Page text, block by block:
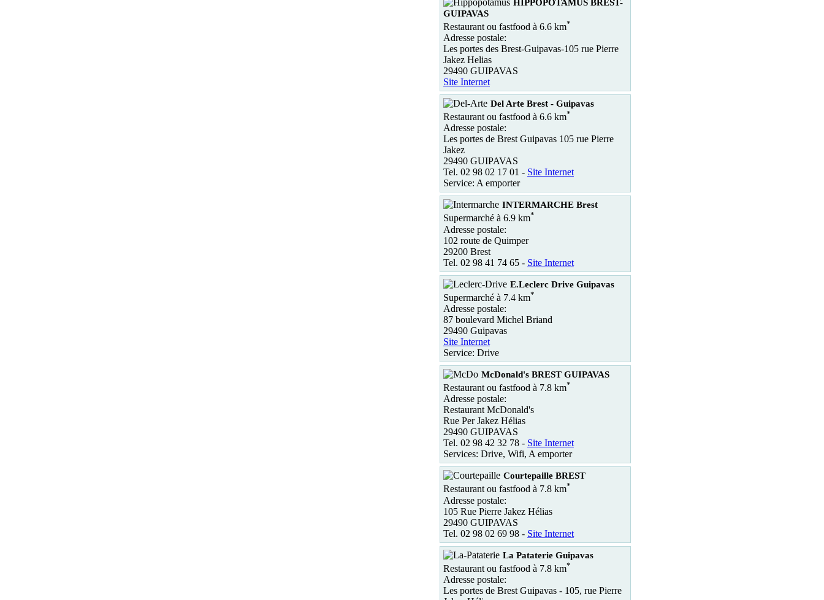
HIPPOPOTAMUS BREST-
GUIPAVAS
Restaurant ou fastfood à 6.6 km*
Adresse postale:
Les portes des Brest-Guipavas-105 rue Pierre
Jakez Helias
29490 GUIPAVAS
Site Internet
Del Arte Brest - Guipavas
Restaurant ou fastfood à 6.6 km*
Adresse postale:
Les portes de Brest Guipavas 105 rue Pierre
Jakez
29490 GUIPAVAS
Tel. 02 98 02 17 01 - Site Internet
Service: A emporter
INTERMARCHE Brest
Supermarché à 6.9 km*
Adresse postale:
102 route de Quimper
29200 Brest
Tel. 02 98 41 74 65 - Site Internet
E.Leclerc Drive Guipavas
Supermarché à 7.4 km*
Adresse postale:
87 boulevard Michel Briand
29490 Guipavas
Site Internet
Service: Drive
McDonald's BREST GUIPAVAS
Restaurant ou fastfood à 7.8 km*
Adresse postale:
Restaurant McDonald's
Rue Per Jakez Hélias
29490 GUIPAVAS
Tel. 02 98 42 32 78 - Site Internet
Services: Drive, Wifi, A emporter
Courtepaille BREST
Restaurant ou fastfood à 7.8 km*
Adresse postale:
105 Rue Pierre Jakez Hélias
29490 GUIPAVAS
Tel. 02 98 02 69 98 - Site Internet
La Pataterie Guipavas
Restaurant ou fastfood à 7.8 km*
Adresse postale:
Les portes de Brest Guipavas - 105, rue Pierre